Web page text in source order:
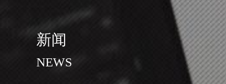
新闻
NEWS